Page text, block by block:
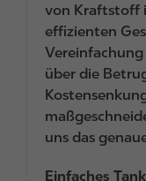
von Kraftstoff
effizienten
über die
uns das
Einfaches